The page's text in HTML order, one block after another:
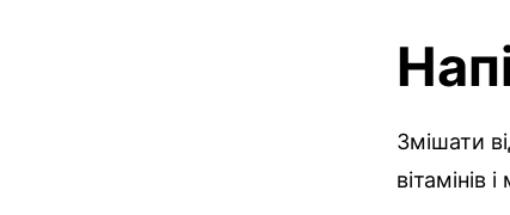
Змішати
вітамінів